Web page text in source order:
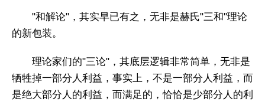
"和解论"，其实早已有之，无非是赫氏"三和"理论
的新包装。
理论家们的"三论"，其底层逻辑非常简单，无非是
牺牲掉一部分人利益，事实上，不是一部分人利益，而
是绝大部分人的利益，而满足的，恰恰是少部分人的利